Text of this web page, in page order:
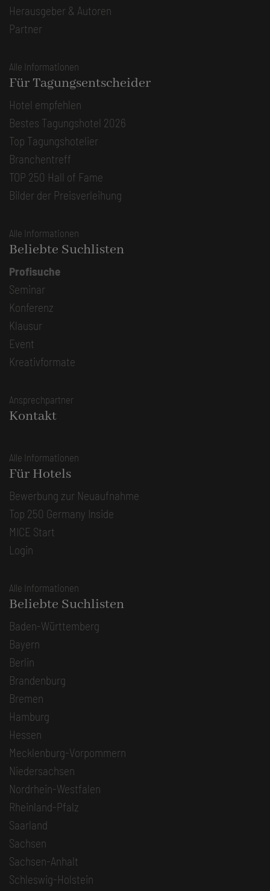
Herausgeber & Autoren
Partner
Alle Informationen
Für Tagungsentscheider
Hotel empfehlen
Bestes Tagungshotel 2026
Top Tagungshotelier
Branchentreff
TOP 250 Hall of Fame
Bilder der Preisverleihung
Alle Informationen
Beliebte Suchlisten
Profisuche
Seminar
Konferenz
Klausur
Event
Kreativformate
Ansprechpartner
Kontakt
Alle Informationen
Für Hotels
Bewerbung zur Neuaufnahme
Top 250 Germany Inside
MICE Start
Login
Alle Informationen
Beliebte Suchlisten
Baden-Württemberg
Bayern
Berlin
Brandenburg
Bremen
Hamburg
Hessen
Mecklenburg-Vorpommern
Niedersachsen
Nordrhein-Westfalen
Rheinland-Pfalz
Saarland
Sachsen
Sachsen-Anhalt
Schleswig-Holstein